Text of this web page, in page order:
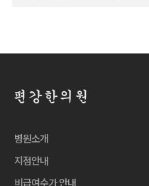
병원소개
지점안내
비급여수가 안내